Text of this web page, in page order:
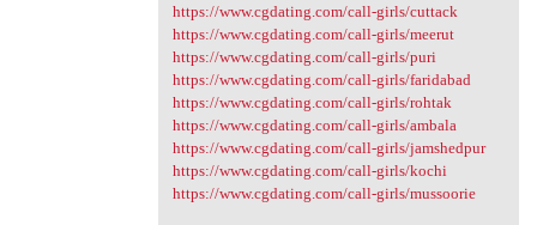
https://www.cgdating.com/call-girls/cuttack
https://www.cgdating.com/call-girls/meerut
https://www.cgdating.com/call-girls/puri
https://www.cgdating.com/call-girls/faridabad
https://www.cgdating.com/call-girls/rohtak
https://www.cgdating.com/call-girls/ambala
https://www.cgdating.com/call-girls/jamshedpur
https://www.cgdating.com/call-girls/kochi
https://www.cgdating.com/call-girls/mussoorie